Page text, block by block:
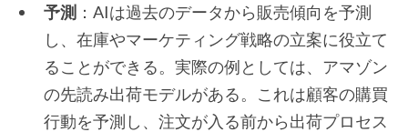
予測 ：AIは過去のデータから販売傾向を予測
し、在庫やマーケティング戦略の立案に役立て
ることができる。実際の例としては、アマゾン
の先読み出荷モデルがある。これは顧客の購買
行動を予測し、注文が入る前から出荷プロセス